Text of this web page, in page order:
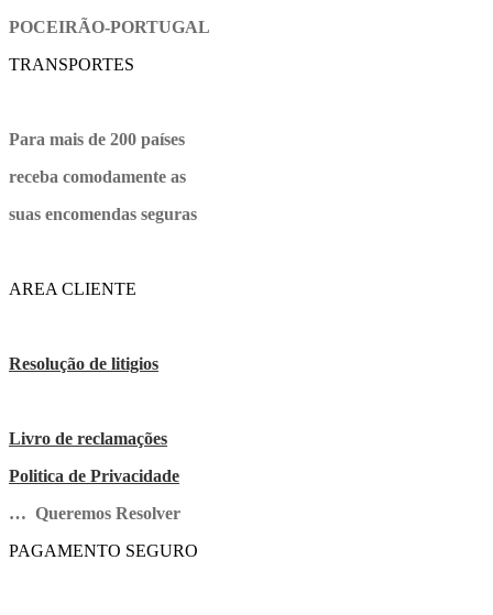
POCEIRÃO-PORTUGAL
TRANSPORTES
Para mais de 200 países
receba comodamente as
suas encomendas seguras
AREA CLIENTE
Resolução de litigios
Livro de reclamações
Politica de Privacidade
… Queremos Resolver
PAGAMENTO SEGURO